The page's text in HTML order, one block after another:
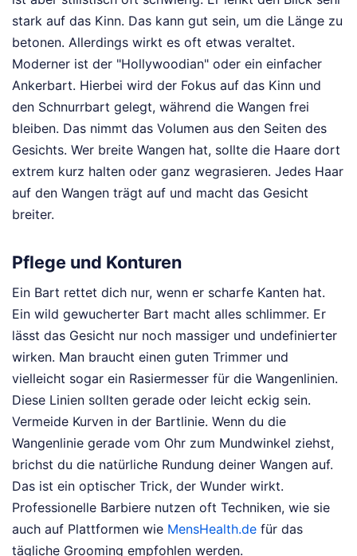
stark auf das Kinn. Das kann gut sein, um die Länge zu
betonen. Allerdings wirkt es oft etwas veraltet.
Moderner ist der "Hollywoodian" oder ein einfacher
Ankerbart. Hierbei wird der Fokus auf das Kinn und
den Schnurrbart gelegt, während die Wangen frei
bleiben. Das nimmt das Volumen aus den Seiten des
Gesichts. Wer breite Wangen hat, sollte die Haare dort
extrem kurz halten oder ganz wegrasieren. Jedes Haar
auf den Wangen trägt auf und macht das Gesicht
breiter.
Pflege und Konturen
Ein Bart rettet dich nur, wenn er scharfe Kanten hat.
Ein wild gewucherter Bart macht alles schlimmer. Er
lässt das Gesicht nur noch massiger und undefinierter
wirken. Man braucht einen guten Trimmer und
vielleicht sogar ein Rasiermesser für die Wangenlinien.
Diese Linien sollten gerade oder leicht eckig sein.
Vermeide Kurven in der Bartlinie. Wenn du die
Wangenlinie gerade vom Ohr zum Mundwinkel ziehst,
brichst du die natürliche Rundung deiner Wangen auf.
Das ist ein optischer Trick, der Wunder wirkt.
Professionelle Barbiere nutzen oft Techniken, wie sie
auch auf Plattformen wie MensHealth.de für das
tägliche Grooming empfohlen werden.